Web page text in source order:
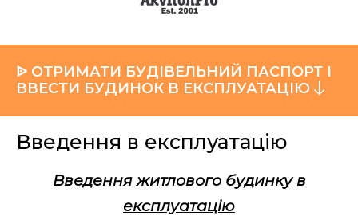
ᐉ ОТРИМАТИ БУДІВЕЛЬНИЙ ПАСПОРТ І
ВВЕСТИ БУДИНОК В ЕКСПЛУАТАЦІЮ
Введення в експлуатацію
Введення житлового будинку в
експлуатацію